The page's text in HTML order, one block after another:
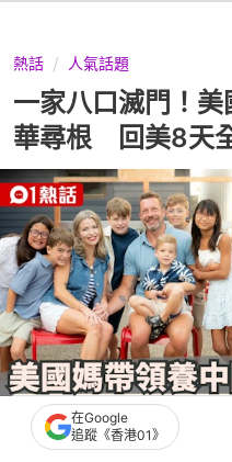
熱話 人氣話題
一家八口滅門！
華尋根 回美8天
撰文：安琪拉
在Google
追蹤《香港01》